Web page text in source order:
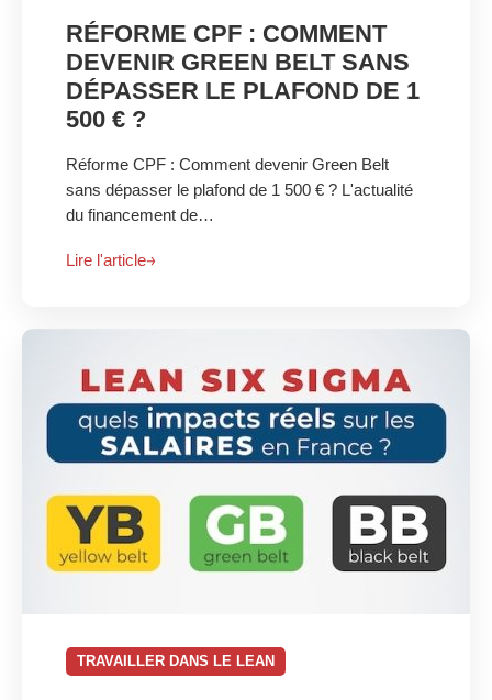
RÉFORME CPF : COMMENT
DEVENIR GREEN BELT SANS
DÉPASSER LE PLAFOND DE 1
500 € ?
Réforme CPF : Comment devenir Green Belt
sans dépasser le plafond de 1 500 € ? L'actualité
du financement de…
Lire l'article
TRAVAILLER DANS LE LEAN